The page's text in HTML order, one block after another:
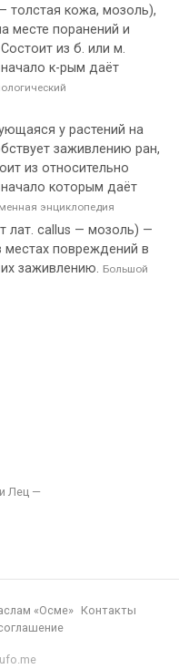
толстая кожа, мозоль),
месте поранений и
из б. или м.
к-рым даёт
у растений на
заживлению ран,
из относительно
которым даёт
энциклопедия
лат. callus — мозоль) —
местах повреждений в
заживлению. Большой
«Осме»
Контакты